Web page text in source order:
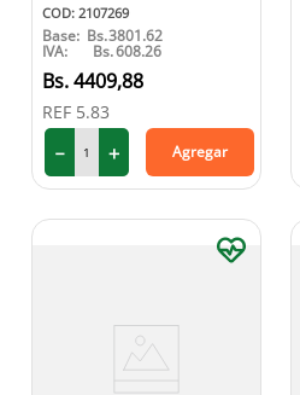
COD: 2107269
Base: Bs.3801.62
IVA: Bs.608.26
4409,88
REF 5.83
＋
－ Agregar